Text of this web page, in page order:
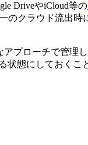
DriveやiCloud等の
のクラウド流出時
アプローチで管理
態にしておくこ